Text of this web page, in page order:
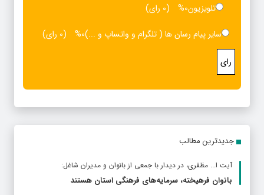
تلویزیون0%
(0 رای)
سایر پیام رسان ها ( تلگرام و واتساپ و ...)0% (0 رای)
رای
جدیدترین مطالب
آیت ا... مظفری، در دیدار با جمعی از بانوان و مدیران شاغل:
بانوان فرهیخته، سرمایه‌های فرهنگی استان هستند